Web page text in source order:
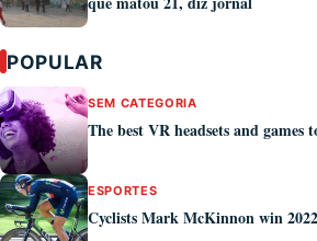
POPULAR
SEM CATEGORIA
The best VR headsets and games
ESPORTES
Cyclists Mark McKinnon win